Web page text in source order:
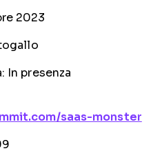
2023
In presenza
saas-monster